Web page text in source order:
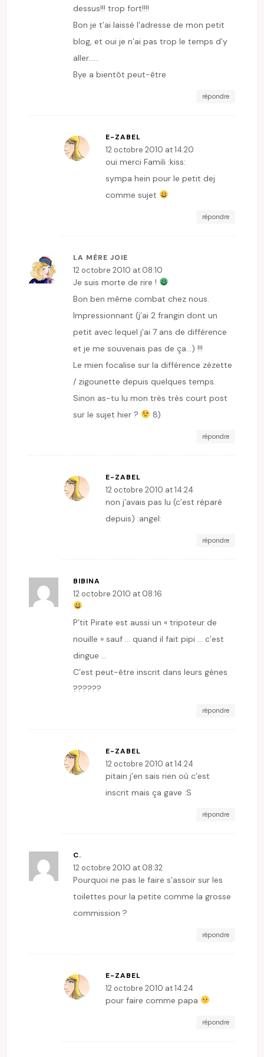
dessus!!! trop fort!!!!
Bon je t’ai laissé l’adresse de mon petit
blog, et oui je n’ai pas trop le temps d’y
aller……
Bye a bientôt peut-être
répondre
E-ZABEL
12 octobre 2010 at 14:20
oui merci Famili :kiss:
sympa hein pour le petit dej
comme sujet
répondre
LA MÈRE JOIE
12 octobre 2010 at 08:10
Je suis morte de rire !
Bon ben même combat chez nous.
Impressionnant (j’ai 2 frangin dont un
petit avec lequel j’ai 7 ans de différence
et je me souvenais pas de ça…) !!!
Le mien focalise sur la différence zézette
/ zigounette depuis quelques temps.
Sinon as-tu lu mon très très court post
sur le sujet hier ?
8)
répondre
E-ZABEL
12 octobre 2010 at 14:24
non j’avais pas lu (c’est réparé
depuis) :angel:
répondre
BIBINA
12 octobre 2010 at 08:16
P’tit Pirate est aussi un « tripoteur de
nouille » sauf … quand il fait pipi … c’est
dingue …
C’est peut-être inscrit dans leurs gènes
??????
répondre
E-ZABEL
12 octobre 2010 at 14:24
pitain j’en sais rien où c’est
inscrit mais ça gave :S
répondre
C.
12 octobre 2010 at 08:32
Pourquoi ne pas le faire s’assoir sur les
toilettes pour la petite comme la grosse
commission ?
répondre
E-ZABEL
12 octobre 2010 at 14:24
pour faire comme papa
répondre